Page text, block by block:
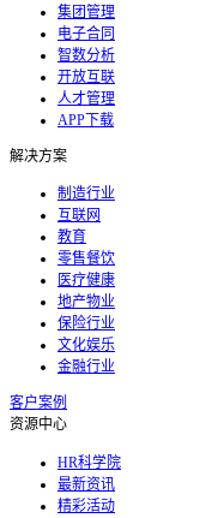
集团管理
电子合同
智数分析
开放互联
人才管理
APP下载
解决方案
制造行业
互联网
教育
零售餐饮
医疗健康
地产物业
保险行业
文化娱乐
金融行业
客户案例
资源中心
HR科学院
最新资讯
精彩活动